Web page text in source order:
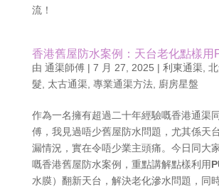
流！
香港舊屋防水案例：天台老化點樣用
由 通渠師傅| 7 月 27, 2025 | 利東通渠,
髮
太古通渠, 專業通渠方法, 廚房星盤
作為一名擁有超過二十年經驗嘅香港通渠
傅，我見過唔少舊屋防水問題，尤其係天
漏情況，實在令唔少業主頭痛。今日同大
嘅香港舊屋防水案例，重點講解點樣利用
水膜）翻新天台，解決老化滲水問題，同